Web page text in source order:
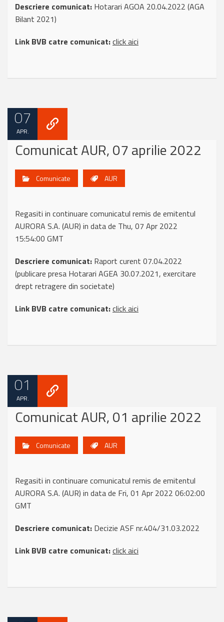
Descriere comunicat: Hotarari AGOA 20.04.2022 (AGA
Bilant 2021)
Link BVB catre comunicat:click aici
07
APR.
Comunicat AUR, 07 aprilie 2022
Comunicate AUR
Regasiti in continuare comunicatul remis de emitentul
AURORA S.A. (AUR) in data de Thu, 07 Apr 2022
15:54:00 GMT
Descriere comunicat: Raport curent 07.04.2022
(publicare presa Hotarari AGEA 30.07.2021, exercitare
drept retragere din societate)
Link BVB catre comunicat:click aici
01
APR.
Comunicat AUR, 01 aprilie 2022
Comunicate AUR
Regasiti in continuare comunicatul remis de emitentul
AURORA S.A. (AUR) in data de Fri, 01 Apr 2022 06:02:00
GMT
Descriere comunicat: Decizie ASF nr.404/31.03.2022
Link BVB catre comunicat:click aici